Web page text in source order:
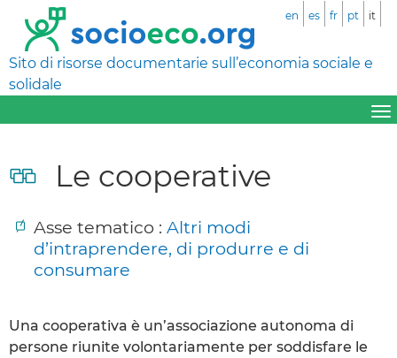
Sito di risorse documentarie sull’economia sociale e
solidale
en es fr pt it
Le cooperative
Asse tematico : Altri modi
d’intraprendere, di produrre e di
consumare
Una cooperativa è un’associazione autonoma di
persone riunite volontariamente per soddisfare le